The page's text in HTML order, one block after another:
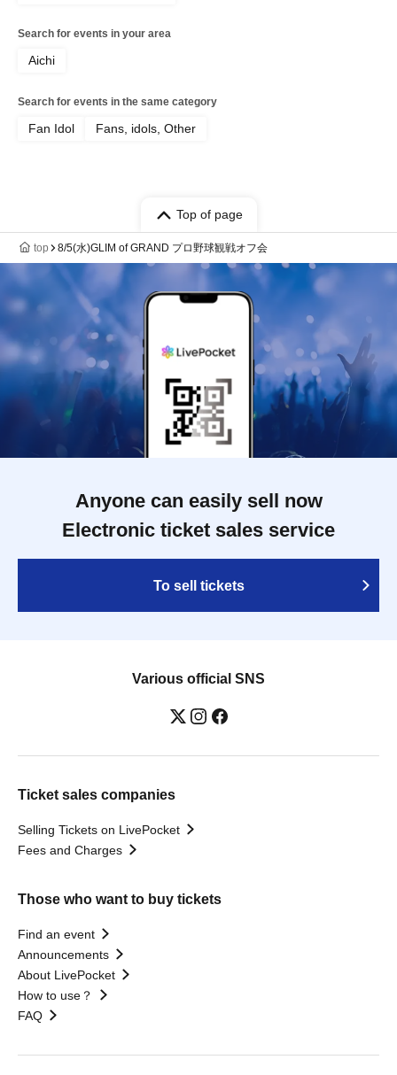
Search for events in your area
Aichi
Search for events in the same category
Fan Idol Fans, idols, Other
Top of page
top 8/5(水)GLIM of GRAND プロ野球観戦オフ会
Anyone can easily sell now
Electronic ticket sales service
To sell tickets
Various official SNS
Ticket sales companies
Selling Tickets on LivePocket
Fees and Charges
Those who want to buy tickets
Find an event
Announcements
About LivePocket
How to use？
FAQ